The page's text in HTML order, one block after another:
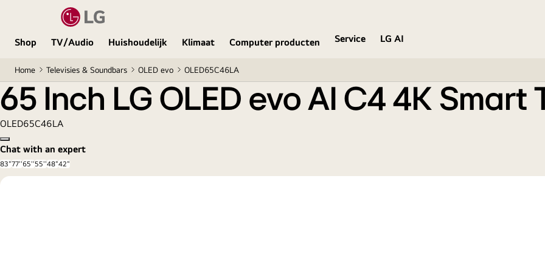
Shop TV/Audio Huishoudelijk Klimaat Computer producten Service
LG AI
Home Televisies & Soundbars OLED evo OLED65C46LA
65 Inch LG OLED evo AI C4 4K Smart TV 2024
65 Inch LG OLED evo AI C4 4K Smart
OLED65C46LA
Copy model name
Chat with an expert
83"77''65''55''48"42"